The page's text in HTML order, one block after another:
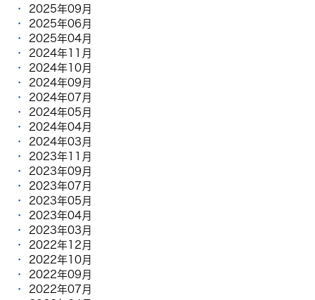
2025年09月
2025年06月
2025年04月
2024年11月
2024年10月
2024年09月
2024年07月
2024年05月
2024年04月
2024年03月
2023年11月
2023年09月
2023年07月
2023年05月
2023年04月
2023年03月
2022年12月
2022年10月
2022年09月
2022年07月